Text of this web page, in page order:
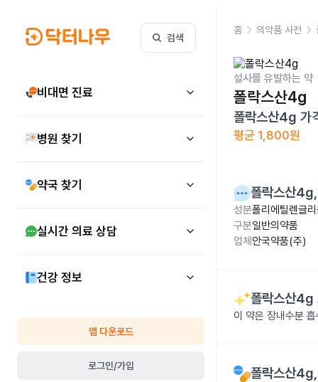
검색
비대면 진료
병원 찾기
약국 찾기
실시간 의료 상담
건강 정보
앱 다운로드
로그인/가입
홈 의약품 사전
설사를 유발하는 약
폴락스산4g
폴락스산4g 가
평균 1,800원
폴락스산4g
성분폴리에틸렌글
구분일반의약품
업체 안국약품(주)
폴락스산4g
이 약은 장내수분
폴락스산4g